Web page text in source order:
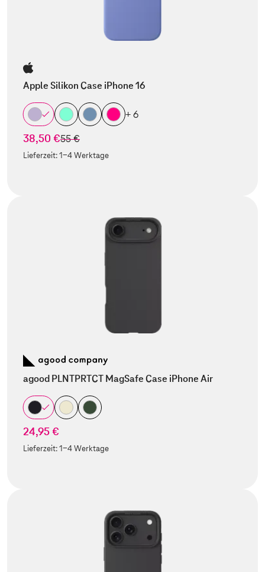
Apple Silikon Case iPhone 16
+ 6
38,50 €statt
55 €
Lieferzeit:1-4 Werktage
agood PLNTPRTCT MagSafe Case iPhone Air
24,95 €
Lieferzeit:1-4 Werktage